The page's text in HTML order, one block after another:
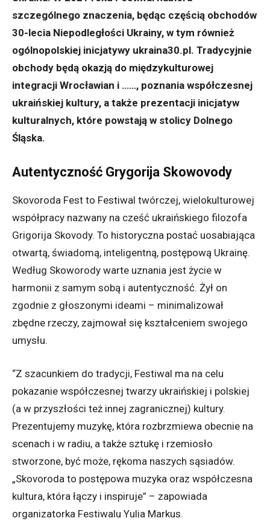
szczególnego znaczenia, będąc częścią obchodów
30-lecia Niepodległości Ukrainy, w tym również
ogólnopolskiej inicjatywy ukraina30.pl. Tradycyjnie
obchody będą okazją do międzykulturowej
integracji Wrocławian i ……, poznania współczesnej
ukraińskiej kultury, a także prezentacji inicjatyw
kulturalnych, które powstają w stolicy Dolnego
Śląska.
Autentyczność Grygorija Skowovody
Skovoroda Fest to Festiwal twórczej, wielokulturowej
współpracy nazwany na cześć ukraińskiego filozofa
Grigorija Skovody. To historyczna postać uosabiająca
otwartą, świadomą, inteligentną, postępową Ukrainę.
Według Skoworody warte uznania jest życie w
harmonii z samym sobą i autentyczność. Żył on
zgodnie z głoszonymi ideami – minimalizował
zbędne rzeczy, zajmował się kształceniem swojego
umysłu.
“Z szacunkiem do tradycji, Festiwal ma na celu
pokazanie współczesnej twarzy ukraińskiej i polskiej
(a w przyszłości też innej zagranicznej) kultury.
Prezentujemy muzykę, która rozbrzmiewa obecnie na
scenach i w radiu, a także sztukę i rzemiosło
stworzone, być może, rękoma naszych sąsiadów.
„Skovoroda to postępowa muzyka oraz współczesna
kultura, która łączy i inspiruje” – zapowiada
organizatorka Festiwalu Yulia Markus.